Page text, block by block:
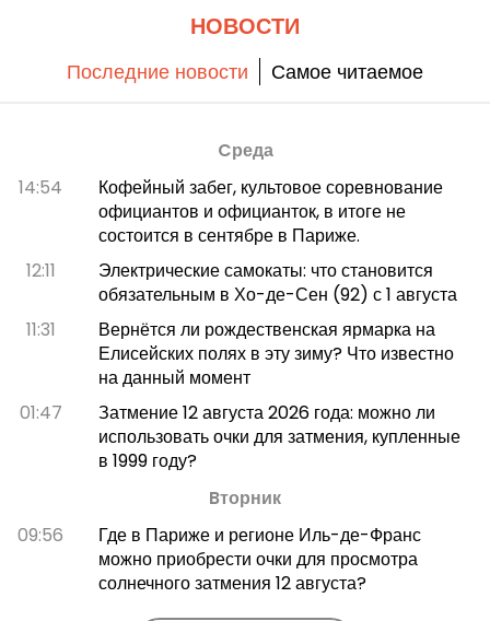
НОВОСТИ
Последние новости Самое читаемое
Cреда
14:54
Кофейный забег, культовое соревнование
официантов и официанток, в итоге не
состоится в сентябре в Париже.
12:11
Электрические самокаты: что становится
обязательным в Хо-де-Сен (92) с 1 августа
11:31
Вернётся ли рождественская ярмарка на
Елисейских полях в эту зиму? Что известно
на данный момент
01:47
Затмение 12 августа 2026 года: можно ли
использовать очки для затмения, купленные
в 1999 году?
Bторник
09:56
Где в Париже и регионе Иль-де-Франс
можно приобрести очки для просмотра
солнечного затмения 12 августа?